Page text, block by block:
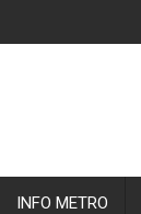
INFO METRO